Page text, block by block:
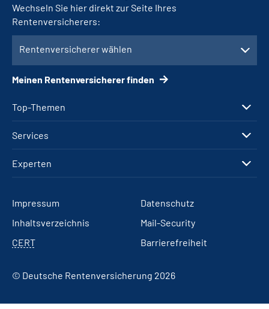
Top-Themen
Services
Experten
Wechseln Sie hier direkt zur Seite Ihres
Rentenversicherers:
Rentenversicherer wählen
Meinen Rentenversicherer finden
Impressum
Datenschutz
Inhaltsverzeichnis
Mail-Security
CERT
Barrierefreiheit
© Deutsche Rentenversicherung 2026